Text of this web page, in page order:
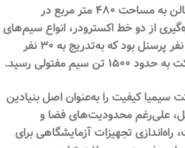
به مساحت ۴۸۰ متر مربع
در
ازدو خط اکسترودر، انواع سیم‌های
بود که به‌تدریج به ۳۰ نفر
به حدود ۱۵۰۰ تن سیم مفتولی
رسید.
کیفیت را به‌عنوان اصل بنیادین
علی‌رغم محدودیت‌های فضا و
راه‌اندازی تجهیزات آزمایشگاهیبرای